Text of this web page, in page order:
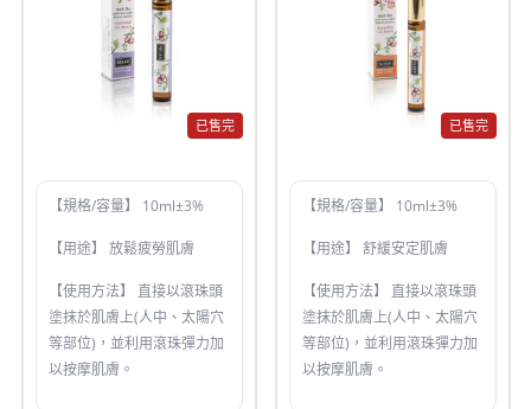
已售完
【規格/容量】 10ml±3%
【用途】 放鬆疲勞肌膚
【使用方法】 直接以滾珠頭
塗抹於肌膚上(人中、太陽穴
等部位)，並利用滾珠彈力加
以按摩肌膚。
已售完
【規格/容量】 10ml±3%
【用途】 舒緩安定肌膚
【使用方法】 直接以滾珠頭
塗抹於肌膚上(人中、太陽穴
等部位)，並利用滾珠彈力加
以按摩肌膚。